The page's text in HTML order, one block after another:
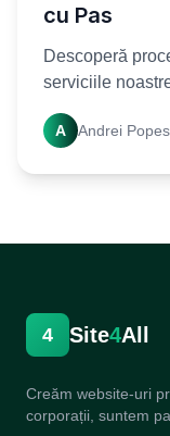
cu Pas
Descoperă
serviciile
afacerea ta
A Andrei
4 Site4All
Creăm website-uri
corporații, suntem